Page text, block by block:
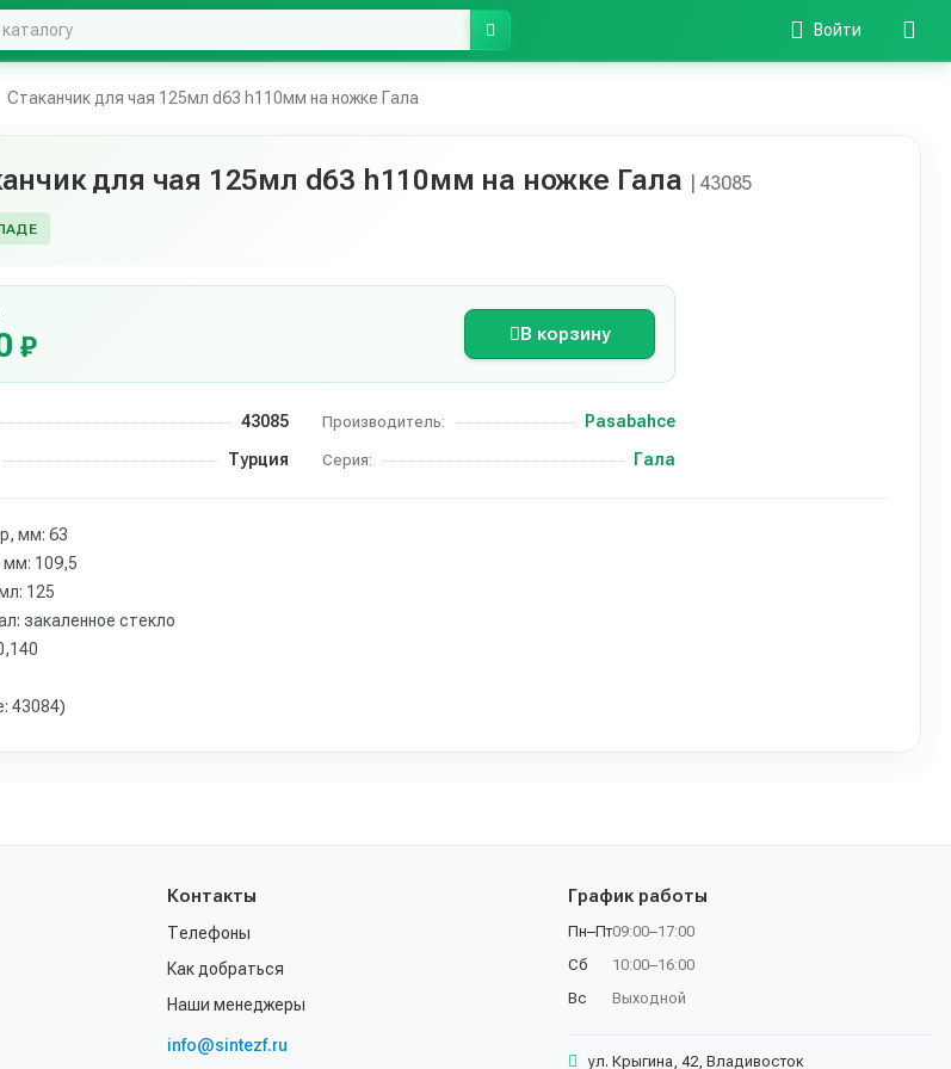
Войти
Стаканчик для чая 125мл d63 h110мм на ножке Гала
для чая 125мл d63 h110мм на ножке Гала | 43085
₽ В корзину
43085 Производитель: Pasabahce
Турция Серия: Гала
мм: 63
мм: 109,5
125
закаленное стекло
43084)
Контакты
Телефоны
Как добраться
Наши менеджеры
info@sintezf.ru
График работы
Пн–Пт
Сб
Вс
09:00–17:00
10:00–16:00
Выходной
ул. Крыгина, 42, Владивосток